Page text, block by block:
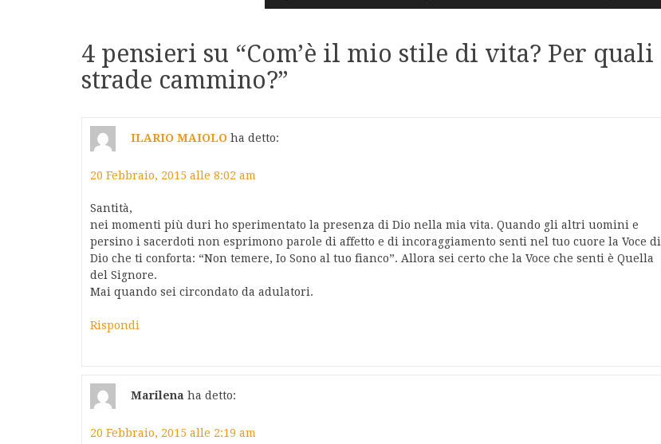
4 pensieri su “Com’è il mio stile di vita? Per quali
strade cammino?”
ILARIO MAIOLO ha detto:
20 Febbraio, 2015 alle 8:02 am
Santità,
nei momenti più duri ho sperimentato la presenza di Dio nella mia vita. Quando gli altri uomini e
persino i sacerdoti non esprimono parole di affetto e di incoraggiamento senti nel tuo cuore la Voce di
Dio che ti conforta: “Non temere, Io Sono al tuo fianco”. Allora sei certo che la Voce che senti è Quella
del Signore.
Mai quando sei circondato da adulatori.
Rispondi
Marilena ha detto:
20 Febbraio, 2015 alle 2:19 am